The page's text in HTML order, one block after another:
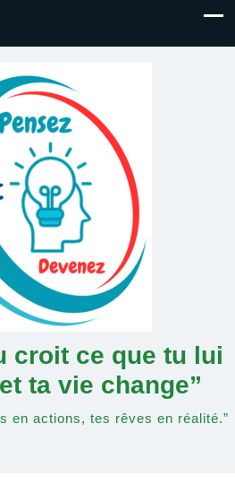
croit ce que tu lui
ta vie change”
en actions, tes rêves en réalité.”